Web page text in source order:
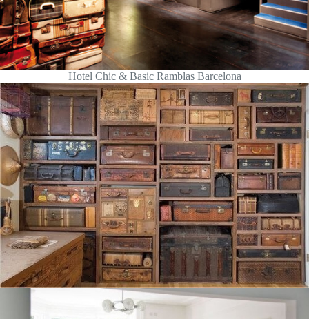
Hotel Chic & Basic Ramblas Barcelona